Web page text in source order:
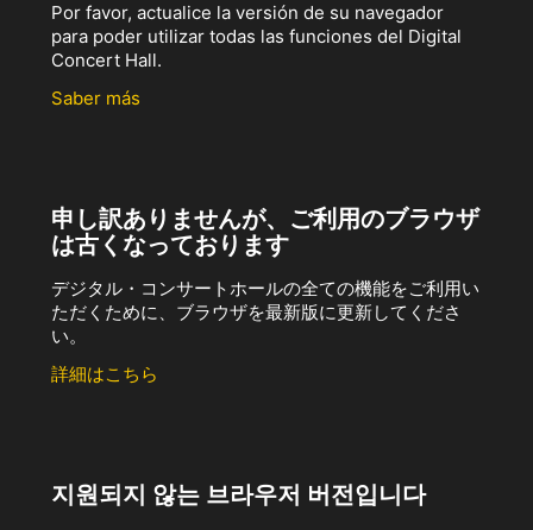
Por favor, actualice la versión de su navegador
para poder utilizar todas las funciones del Digital
Concert Hall.
Saber más
申し訳ありませんが、ご利用のブラウザ
は古くなっております
デジタル・コンサートホールの全ての機能をご利用い
ただくために、ブラウザを最新版に更新してくださ
い。
詳細はこちら
지원되지 않는 브라우저 버전입니다